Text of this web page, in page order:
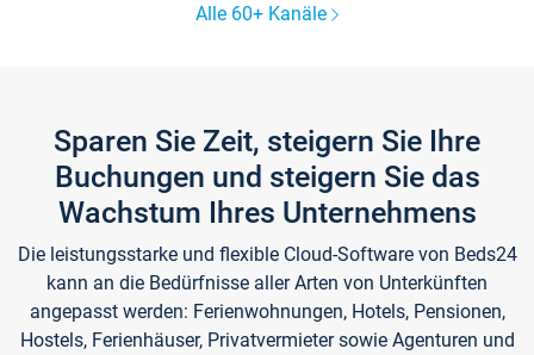
Alle 60+ Kanäle
Sparen Sie Zeit, steigern Sie Ihre
Buchungen und steigern Sie das
Wachstum Ihres Unternehmens
Die leistungsstarke und flexible Cloud-Software von Beds24
kann an die Bedürfnisse aller Arten von Unterkünften
angepasst werden: Ferienwohnungen, Hotels, Pensionen,
Hostels, Ferienhäuser, Privatvermieter sowie Agenturen und